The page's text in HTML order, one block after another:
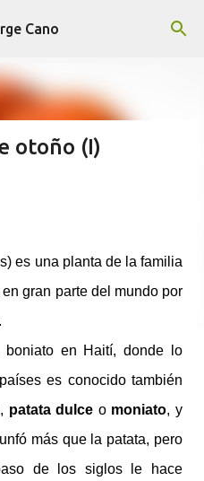
principal
Cano
otoño (I)
es una planta de la familia
gran parte del mundo por
en Haití, donde lo
es conocido también
, patata dulce o moniato, y
más que la patata, pero
de los siglos le hace